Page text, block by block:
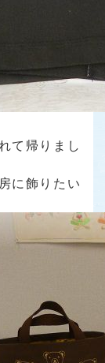
て帰りまし
に飾りたい